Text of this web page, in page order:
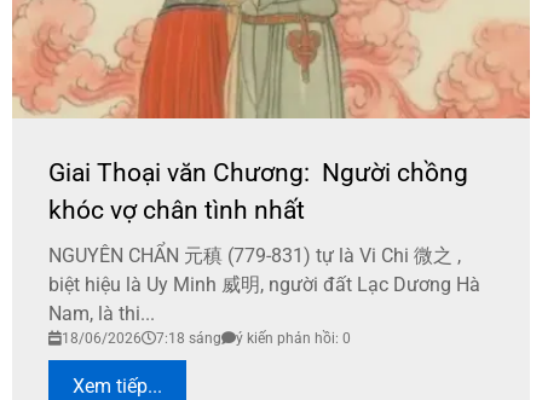
Giai Thoại văn Chương: Người chồng
khóc vợ chân tình nhất
NGUYÊN CHẨN 元稹 (779-831) tự là Vi Chi 微之 ,
biệt hiệu là Uy Minh 威明, người đất Lạc Dương Hà
Nam, là thi...
18/06/2026 7:18 sáng ý kiến phản hồi: 0
Xem tiếp...